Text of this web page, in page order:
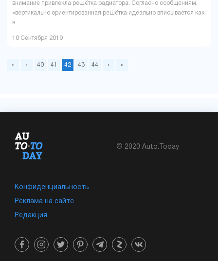
внимание привлекла решётка радиатора. Согласно сообщениям,
«вертикально ориентированная решётка идеально вписывается как
в ...
10 Сентября 2019
« ‹ 40 41 42 43 44 › »
© 2020 Auto.Today
Конфиденциальность
Реклама на сайте
Редакция